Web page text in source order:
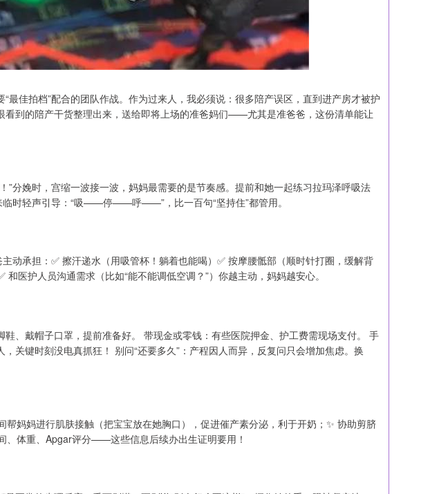
最佳拍档”配合的团队作战。作为过来人，我必须说：很多陪产误区，直到进产房才被护
看到的陪产干货整理出来，送给即将上场的准爸妈们——尤其是准爸爸，这份清单能让
”分娩时，宫缩一波接一波，妈妈最需要的是节奏感。提前和她一起练习拉玛泽呼吸法
时轻声引导：“吸——停——呼——”，比一百句“坚持住”都管用。
动承担：✅ 擦汗递水（用吸管杯！躺着也能喝）✅ 按摩腰骶部（顺时针打圈，缓解背
医护人员沟通需求（比如“能不能调低空调？”）你越主动，妈妈越安心。
、戴帽子口罩，提前准备好。 带现金或零钱：有些医院押金、护工费需现场支付。 手
关键时刻没电真抓狂！ 别问“还要多久”：产程因人而异，反复问只会增加焦虑。换
帮妈妈进行肌肤接触（把宝宝放在她胸口），促进催产素分泌，利于开奶；✨ 协助剪脐
、体重、Apgar评分——这些信息后续办出生证明要用！